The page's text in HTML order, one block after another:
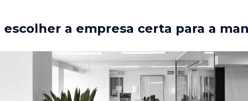
escolher a empresa certa para a